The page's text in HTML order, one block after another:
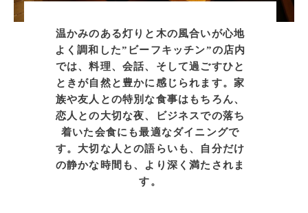
温かみのある灯りと木の風合いが心地
よく調和した”ビーフキッチン”の店内
では、料理、会話、そして過ごすひと
ときが自然と豊かに感じられます。家
族や友人との特別な食事はもちろん、
恋人との大切な夜、ビジネスでの落ち
着いた会食にも最適なダイニングで
す。大切な人との語らいも、自分だけ
の静かな時間も、より深く満たされま
す。